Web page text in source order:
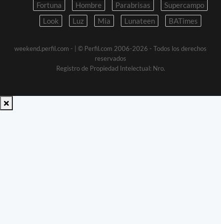
Fortuna
Hombre Parabrisas
Supercampo
Look
Luz Mia Lunateen BATimes
weekend.perfil.com -
| © Perfil.com 2006-2026 - Todos los derechos
reservados
Registro de Propiedad Intelectual: Nro.